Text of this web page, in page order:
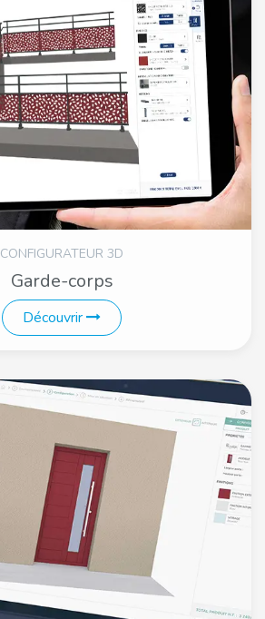
CONFIGURATEUR 3D
Garde-corps
Découvrir